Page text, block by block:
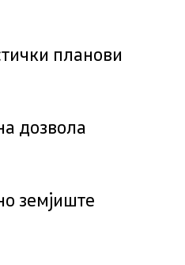
планови
дозвола
земјиште